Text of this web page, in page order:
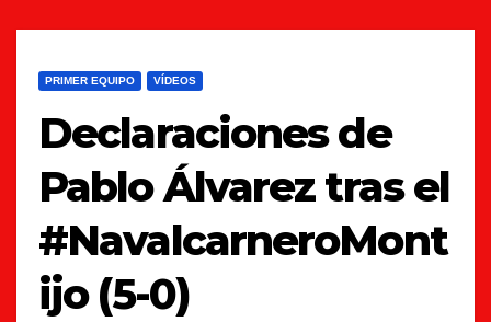
PRIMER EQUIPO VÍDEOS
Declaraciones de
Pablo Álvarez tras el
#NavalcarneroMont
ijo (5-0)